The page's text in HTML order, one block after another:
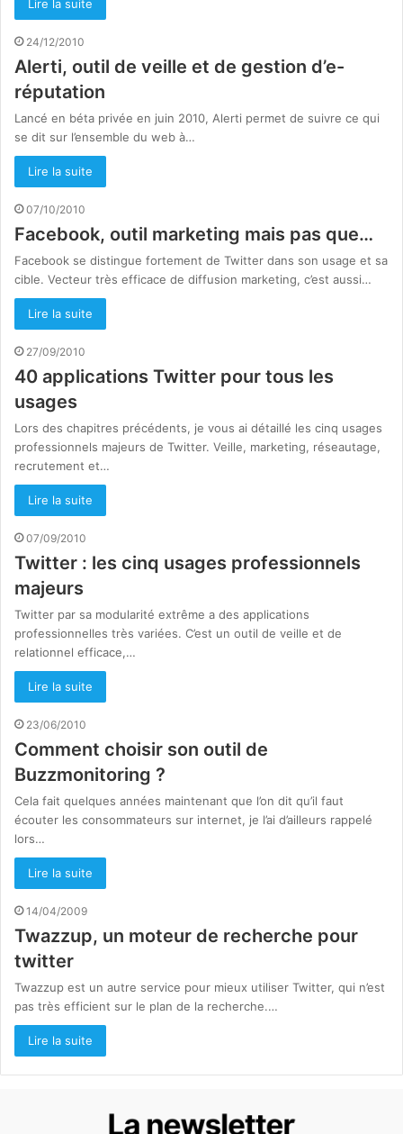
Lire la suite
24/12/2010
Alerti, outil de veille et de gestion d’e-
réputation
Lancé en béta privée en juin 2010, Alerti permet de suivre ce qui
se dit sur l’ensemble du web à…
Lire la suite
07/10/2010
Facebook, outil marketing mais pas que…
Facebook se distingue fortement de Twitter dans son usage et sa
cible. Vecteur très efficace de diffusion marketing, c’est aussi…
Lire la suite
27/09/2010
40 applications Twitter pour tous les
usages
Lors des chapitres précédents, je vous ai détaillé les cinq usages
professionnels majeurs de Twitter. Veille, marketing, réseautage,
recrutement et…
Lire la suite
07/09/2010
Twitter : les cinq usages professionnels
majeurs
Twitter par sa modularité extrême a des applications
professionnelles très variées. C’est un outil de veille et de
relationnel efficace,…
Lire la suite
23/06/2010
Comment choisir son outil de
Buzzmonitoring ?
Cela fait quelques années maintenant que l’on dit qu’il faut
écouter les consommateurs sur internet, je l’ai d’ailleurs rappelé
lors…
Lire la suite
14/04/2009
Twazzup, un moteur de recherche pour
twitter
Twazzup est un autre service pour mieux utiliser Twitter, qui n’est
pas très efficient sur le plan de la recherche.…
Lire la suite